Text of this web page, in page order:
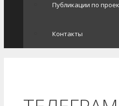
Публикации по
Контакты